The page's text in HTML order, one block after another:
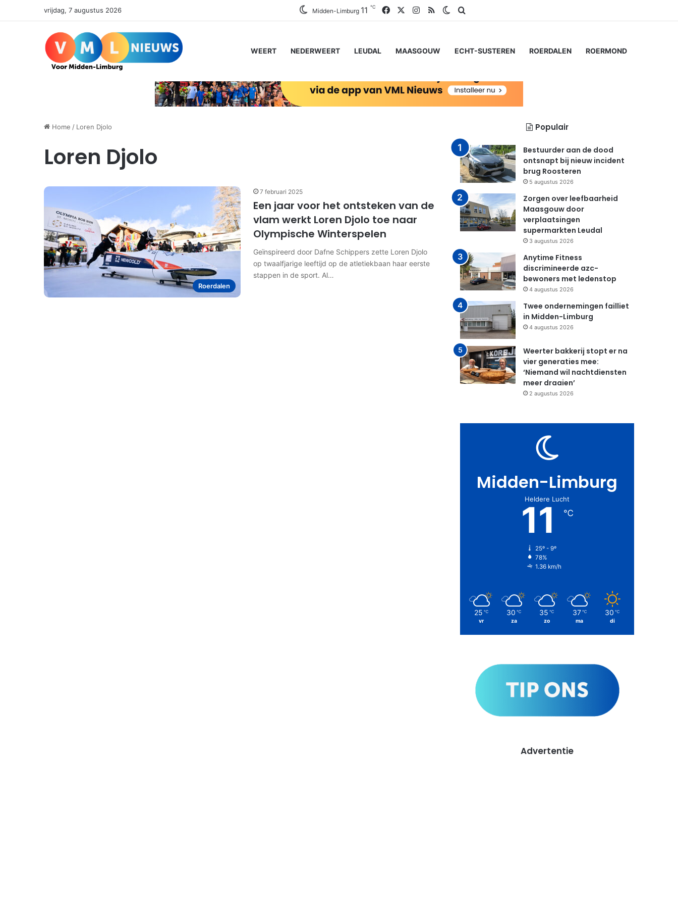
vrijdag, 7 augustus 2026 Midden-Limburg 11 ℃ FacebookInstagram
RSS Switch skin
WEERT NEDERWEERT LEUDAL MAASGOUW ECHT-SUSTEREN ROERDALEN ROERMOND
Home / Loren Djolo
Loren Djolo
Roerdalen
7 februari 2025
Een jaar voor het ontsteken van de
vlam werkt Loren Djolo toe naar
Olympische Winterspelen
Geïnspireerd door Dafne Schippers zette Loren Djolo
op twaalfjarige leeftijd op de atletiekbaan haar eerste
stappen in de sport. Al…
Populair
Bestuurder aan de dood
ontsnapt bij nieuw incident
brug Roosteren
5 augustus 2026
Zorgen over leefbaarheid
Maasgouw door
verplaatsingen
supermarkten Leudal
3 augustus 2026
Anytime Fitness
discrimineerde azc-
bewoners met ledenstop
4 augustus 2026
Twee ondernemingen failliet
in Midden-Limburg
4 augustus 2026
Weerter bakkerij stopt er na
vier generaties mee:
‘Niemand wil nachtdiensten
meer draaien’
2 augustus 2026
Midden-Limburg
Heldere Lucht
11 ℃
25º - 9º
78%
1.36 km/h
25 ℃
vr
30 ℃
za
35 ℃
zo
37 ℃
ma
30 ℃
di
Advertentie